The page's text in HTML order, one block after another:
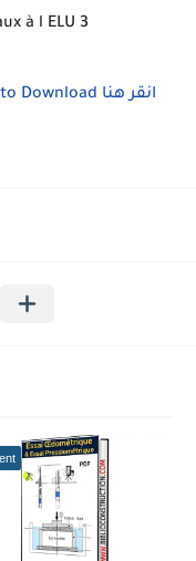
à l ELU 3
Download انقر هنا